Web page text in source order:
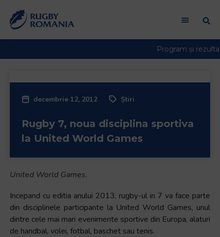
in
One
Accessibility
reader,
press
"Ctrl
decembrie 12, 2012 Știri
Rugby 7, noua disciplina sportiva
la United World Games
United World Games.
Incepand cu editia anului 2013, rugby-ul in 7 va face parte
din disciplinele participante la United World Games, unul
dintre cele mai mari evenimente sportive din Europa, alaturi
de handbal, volei, fotbal, baschet sau tenis.